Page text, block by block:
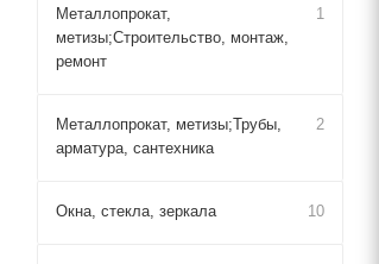
Металлопрокат,
метизы;Строительство, монтаж,
ремонт
1
Металлопрокат, метизы;Трубы,
арматура, сантехника
2
Окна, стекла, зеркала 10